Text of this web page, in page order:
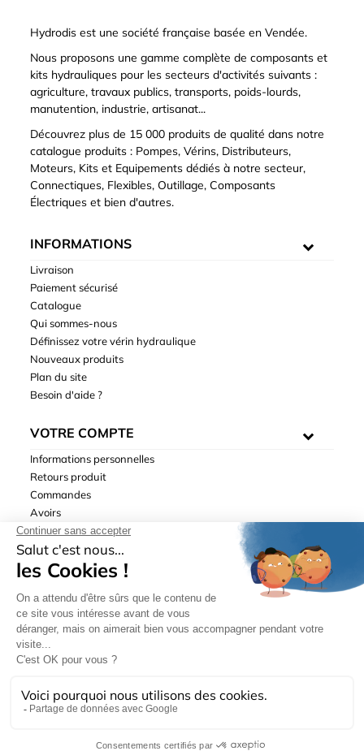
Hydrodis est une société française basée en Vendée.
Nous proposons une gamme complète de composants et
kits hydrauliques pour les secteurs d'activités suivants :
agriculture, travaux publics, transports, poids-lourds,
manutention, industrie, artisanat...
Découvrez plus de 15 000 produits de qualité dans notre
catalogue produits : Pompes, Vérins, Distributeurs,
Moteurs, Kits et Equipements dédiés à notre secteur,
Connectiques, Flexibles, Outillage, Composants
Électriques et bien d'autres.
INFORMATIONS
Livraison
Paiement sécurisé
Catalogue
Qui sommes-nous
Définissez votre vérin hydraulique
Nouveaux produits
Plan du site
Besoin d'aide ?
VOTRE COMPTE
Informations personnelles
Retours produit
Commandes
Avoirs
Adresses
Bons de réduction
de ventes| © Hydrodis 2003-2026. Tous droits réservés